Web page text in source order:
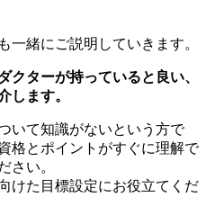
一緒にご説明していきます。
クターが持っていると良い、
します。
いて知識がないという方で
格とポイントがすぐに理解で
さい。
けた目標設定にお役立てくだ